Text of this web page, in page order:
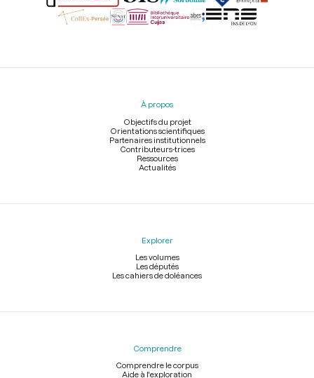
Menu
À propos
Objectifs du projet
Orientations scientifiques
Partenaires institutionnels
Contributeurs-trices
Ressources
Actualités
Explorer
Les volumes
Les députés
Les cahiers de doléances
Comprendre
Comprendre le corpus
Aide à l'exploration